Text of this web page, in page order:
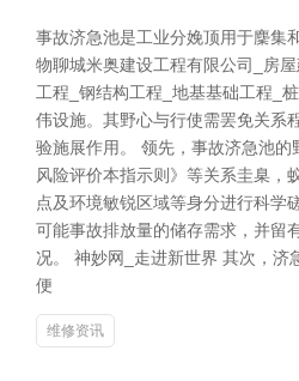
事故济急池是工业分娩顶用于麇集
物聊城米奥建设工程有限公司_房
工程_钢结构工程_地基基础工程_
伟设施。其野心与行使需罢免关系
验施展作用。 领先，事故济急池的
风险评价本指示则》等关系圭臬，
点及环境敏锐区域等身分进行科学
可能事故排放量的储存需求，并留
况。 神妙网_走进新世界 其次，济
便
维修资讯